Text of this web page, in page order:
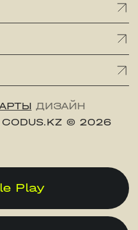
ДИЗАЙН
© 2026
Play